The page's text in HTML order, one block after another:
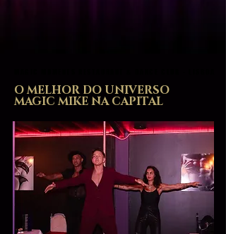
O MELHOR DO UNIVERSO
MAGIC MIKE NA CAPITAL